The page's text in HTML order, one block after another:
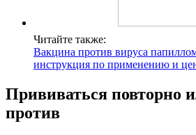
Читайте также:
Вакцина против вируса
инструкция по применению и
Прививаться повторно
против